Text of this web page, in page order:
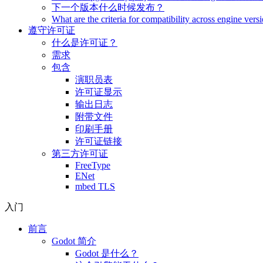
下一个版本什么时候发布？
What are the criteria for compatibility across engine
遵守许可证
什么是许可证？
需求
包含
演职员表
许可证显示
输出日志
附带文件
印刷手册
许可证链接
第三方许可证
FreeType
ENet
mbed TLS
入门
前言
Godot 简介
Godot 是什么？